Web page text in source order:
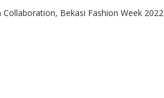
Bekasi Fashion Week 2022